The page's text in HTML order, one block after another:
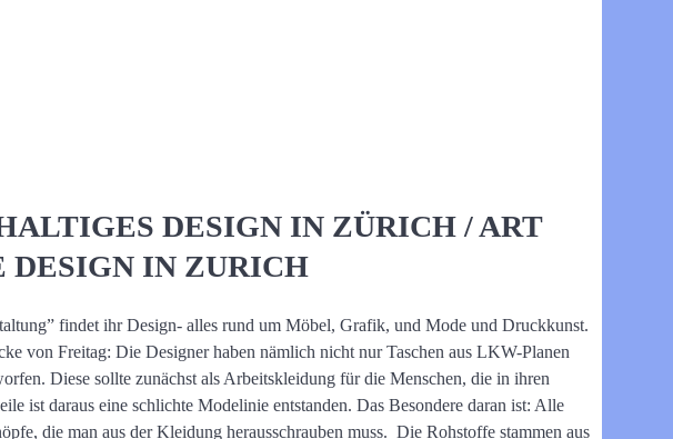
DESIGN IN ZÜRICH / ART
DESIGN IN ZURICH
findet ihr Design- alles rund um Möbel, Grafik, und Mode und Druckkunst.
von Freitag: Die Designer haben nämlich nicht nur Taschen aus LKW-Planen
Diese sollte zunächst als Arbeitskleidung für die Menschen, die in ihren
ist daraus eine schlichte Modelinie entstanden. Das Besondere daran ist: Alle
die man aus der Kleidung herausschrauben muss. Die Rohstoffe stammen aus